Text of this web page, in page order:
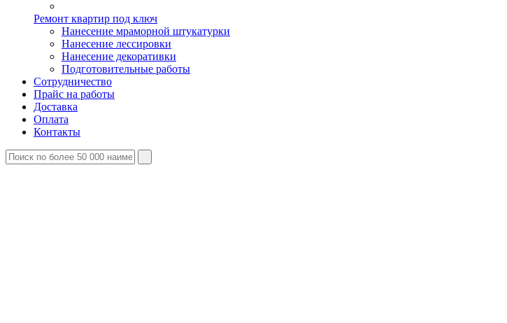
Ремонт квартир под ключ
Нанесение мраморной штукатурки
Нанесение лессировки
Нанесение декоративки
Подготовительные работы
Сотрудничество
Прайс на работы
Доставка
Оплата
Контакты